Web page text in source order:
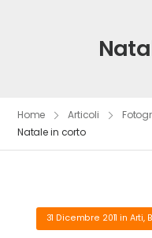
Home Articoli
Natale in corto
31 Dicembre 2011 in Arti,